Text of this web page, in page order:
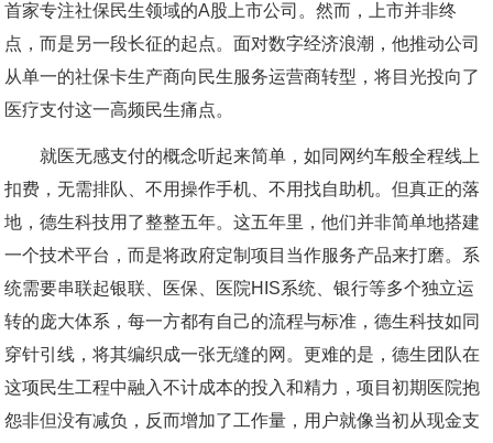
首家专注社保民生领域的A股上市公司。然而，上市并非终
点，而是另一段长征的起点。面对数字经济浪潮，他推动公司
从单一的社保卡生产商向民生服务运营商转型，将目光投向了
医疗支付这一高频民生痛点。
就医无感支付的概念听起来简单，如同网约车般全程线上
扣费，无需排队、不用操作手机、不用找自助机。但真正的落
地，德生科技用了整整五年。这五年里，他们并非简单地搭建
一个技术平台，而是将政府定制项目当作服务产品来打磨。系
统需要串联起银联、医保、医院HIS系统、银行等多个独立运
转的庞大体系，每一方都有自己的流程与标准，德生科技如同
穿针引线，将其编织成一张无缝的网。更难的是，德生团队在
这项民生工程中融入不计成本的投入和精力，项目初期医院抱
怨非但没有减负，反而增加了工作量，用户就像当初从现金支